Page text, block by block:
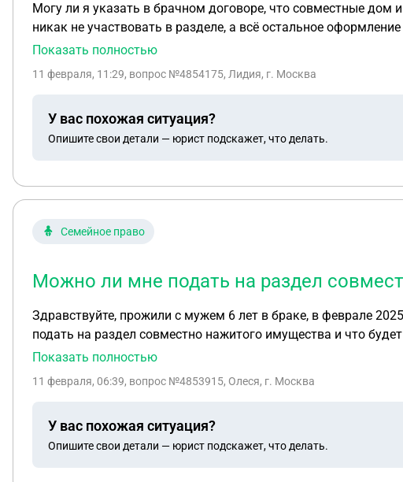
Могу ли я указать в брачном договоре, что совместные дом
никак не участвовать в разделе, а всё остальное
делались.
Показать полностью
11 февраля, 11:29, вопрос №4854175, Лидия, г. Москва
У вас похожая ситуация?
Опишите свои детали — юрист подскажет, что делать.
Семейное право
Можно ли мне подать на раздел
Здравствуйте, прожили с мужем 6 лет в браке, в феврале
подать на раздел совместно нажитого имущества и что
Показать полностью
11 февраля, 06:39, вопрос №4853915, Олеся, г. Москва
У вас похожая ситуация?
Опишите свои детали — юрист подскажет, что делать.